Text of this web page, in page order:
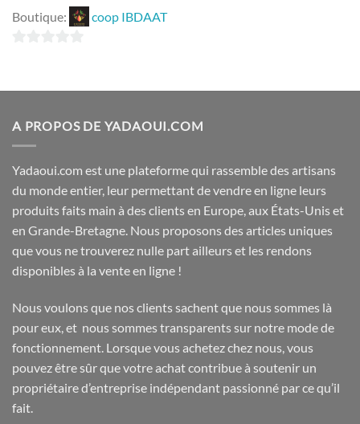
Boutique: coop IBDAAT
A PROPOS DE YADAOUI.COM
Yadaoui.com est une plateforme qui rassemble des artisans
du monde entier, leur permettant de vendre en ligne leurs
produits faits main à des clients en Europe, aux États-Unis et
en Grande-Bretagne. Nous proposons des articles uniques
que vous ne trouverez nulle part ailleurs et les rendons
disponibles à la vente en ligne !
Nous voulons que nos clients sachent que nous sommes là
pour eux, et nous sommes transparents sur notre mode de
fonctionnement. Lorsque vous achetez chez nous, vous
pouvez être sûr que votre achat contribue à soutenir un
propriétaire d’entreprise indépendant passionné par ce qu’il
fait.